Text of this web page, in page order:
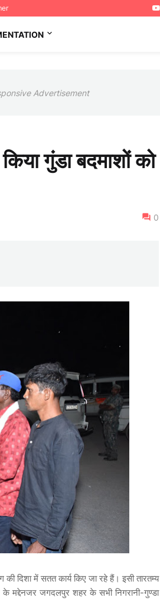
Advertisement
गुंडा बदमाशों को
0
दिशा में सतत कार्य किए जा रहे हैं। इसी तारतम्य
मद्देनजर जगदलपुर शहर के सभी निगरानी-गुण्डा